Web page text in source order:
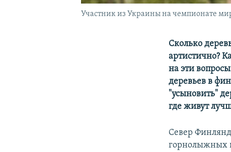
Участник из Украины на чемпионате
Сколько
артистично?
на эти
деревьев в
"усыновить"
где живут
Север
горнолыжных